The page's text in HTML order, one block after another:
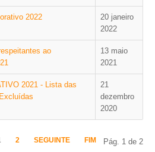
2022
20 janeiro
2022
ao
13 maio
2021
2021 - Lista das
21
dezembro
2020
Pág. 1 de 2
2 SEGUINTE FIM